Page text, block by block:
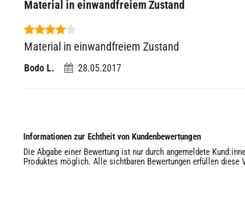
Material in einwandfreiem Zustand
Material in einwandfreiem Zustand
Bodo L. 28.05.2017
Informationen zur Echtheit von Kundenbewertungen
Die Abgabe einer Bewertung ist nur durch angemeldete
Produktes möglich. Alle sichtbaren Bewertungen erfüllen diese